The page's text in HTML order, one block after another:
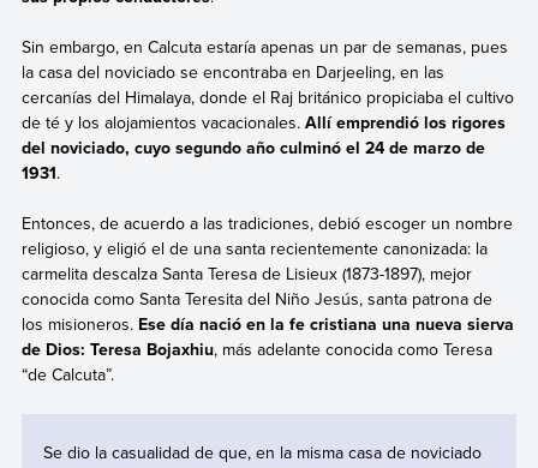
Sin embargo, en Calcuta estaría apenas un par de semanas, pues
la casa del noviciado se encontraba en Darjeeling, en las
cercanías del Himalaya, donde el Raj británico propiciaba el cultivo
de té y los alojamientos vacacionales. Allí emprendió los rigores
del noviciado, cuyo segundo año culminó el 24 de marzo de
1931.
Entonces, de acuerdo a las tradiciones, debió escoger un nombre
religioso, y eligió el de una santa recientemente canonizada: la
carmelita descalza Santa Teresa de Lisieux (1873-1897), mejor
conocida como Santa Teresita del Niño Jesús, santa patrona de
los misioneros. Ese día nació en la fe cristiana una nueva sierva
de Dios: Teresa Bojaxhiu, más adelante conocida como Teresa
“de Calcuta”.
Se dio la casualidad de que, en la misma casa de noviciado